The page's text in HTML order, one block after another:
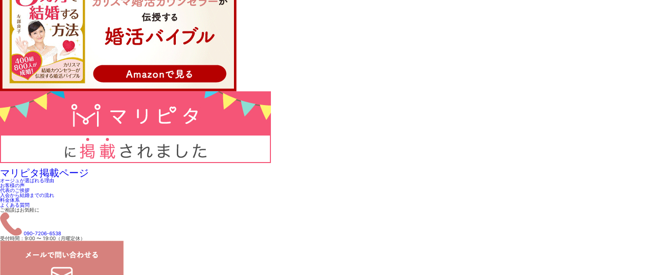
マリピタ掲載ページ
オージュが選ばれる理由
お客様の声
代表のご挨拶
入会から結婚までの流れ
料金体系
よくある質問
ご相談はお気軽に
090-7206-6538
受付時間：9:00 〜 19:00（月曜定休）